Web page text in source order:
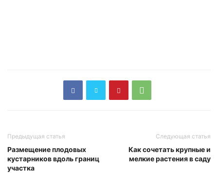
Предыдущая статья
Размещение плодовых
кустарников вдоль границ
участка
Следующая статья
Как сочетать крупные и
мелкие растения в саду